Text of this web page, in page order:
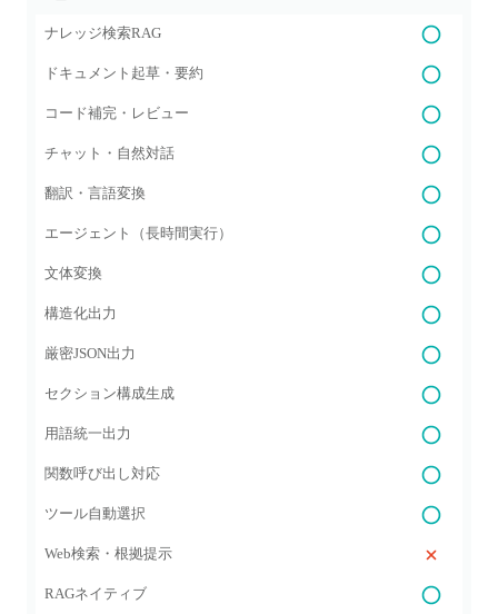
ナレッジ検索RAG
ドキュメント起草・要約
コード補完・レビュー
チャット・自然対話
翻訳・言語変換
エージェント（長時間実行）
文体変換
構造化出力
厳密JSON出力
セクション構成生成
用語統一出力
関数呼び出し対応
ツール自動選択
Web検索・根拠提示
RAGネイティブ